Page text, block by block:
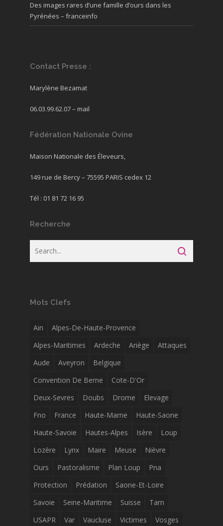
Des images rares d’une famille d’ours dans les
Pyrénées – franceinfo
Contact Presse :
Marylène Bezamat
06.03.99.62.07 – mail
Fédération Nationale Ovine
Maison Nationale des Éleveurs,
149 rue de Bercy – 75595 PARIS cedex 12
Tél : 01 81 72 16 95
Recherche
Mots Clefs
Ain
Alpes-De-Haute-Provence
Alpes-Maritimes
Ardeche Ariège
Attaques
Aude
Aveyron
Belgique
Convention De Berne
Cote-D'Or
Deux-Sevres
Doubs Drome
Elevage
Fno
France Haute-Marne
Haute-Saone
Haute-Savoie
Hautes-Alpes Isère
Loup
Lozère
Lynx Maire Meuse
Nièvre
Ours
Pastoralisme Plan Loup
Pna
Protection
Prédation
Saone-Et-Loire
Savoie
Seine-Maritime Suisse
Tarn
USAPR
Var Vaucluse Victimes Vosges